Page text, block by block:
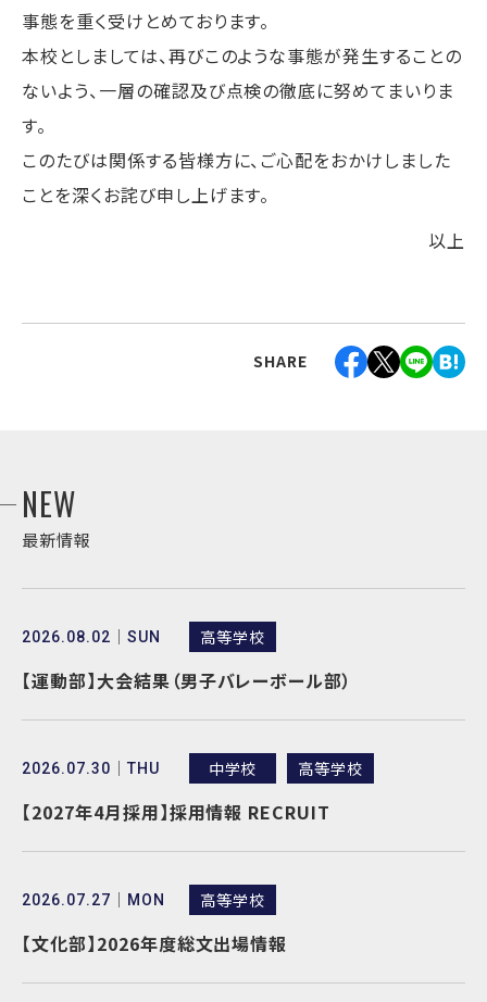
事態を重く受けとめております。
本校としましては、再びこのような事態が発生することの
ないよう、一層の確認及び点検の徹底に努めてまいりま
す。
このたびは関係する皆様方に、ご心配をおかけしました
ことを深くお詫び申し上げます。
以上
SHARE
NEW
最新情報
2026.08.02 SUN 高等学校
【運動部】大会結果（男子バレーボール部）
2026.07.30 THU 中学校 高等学校
【2027年4月採用】採用情報 RECRUIT
2026.07.27 MON 高等学校
【文化部】2026年度総文出場情報